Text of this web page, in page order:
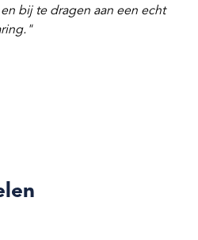
bij te dragen aan een echt